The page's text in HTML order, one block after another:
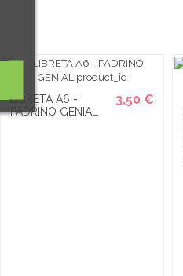
LIBRETA A6 -
PADRINO GENIAL
3,50 €